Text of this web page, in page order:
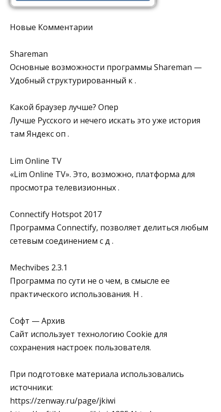
Новые Комментарии
Shareman
Основные возможности программы Shareman —
Удобный структурированный к .
Какой браузер лучше? Опер
Лучше Русского и нечего искать это уже история
там Яндекс оп .
Lim Online TV
«Lim Online TV». Это, возможно, платформа для
просмотра телевизионных .
Connectify Hotspot 2017
Программа Connectify, позволяет делиться любым
сетевым соединением с д .
Mechvibes 2.3.1
Программа по сути не о чем, в смысле ее
практического использования. Н .
Софт — Архив
Сайт использует технологию Cookie для
сохранения настроек пользователя.
При подготовке материала использовались
источники:
https://zenway.ru/page/jkiwi